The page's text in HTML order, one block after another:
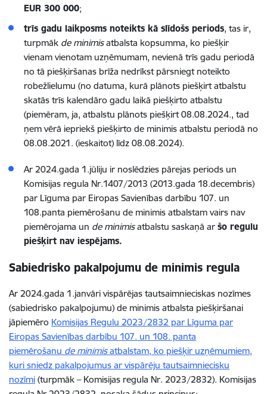
EUR 300 000;
trīs gadu laikposms noteikts kā slīdošs periods, tas ir,
turpmāk de minimisatbalsta kopsumma, ko piešķir
vienam vienotam uzņēmumam, nevienā trīs gadu periodā
no tā piešķiršanas brīža nedrīkst pārsniegt noteikto
robežlielumu (no datuma, kurā plānots piešķirt atbalstu
skatās trīs kalendāro gadu laikā piešķirto atbalstu
(piemēram, ja, atbalstu plānots piešķirt 08.08.2024., tad
ņem vērā iepriekš piešķirto de minimis atbalstu periodā no
08.08.2021. (ieskaitot) līdz 08.08.2024).
Ar 2024.gada 1.jūliju ir noslēdzies pārejas periods un
Komisijas regula Nr.1407/2013 (2013.gada 18.decembris)
par Līguma par Eiropas Savienības darbību 107. un
108.panta piemērošanu de minimis atbalstam vairs nav
piemērojama un de minimisatbalstu saskaņā ar šo regulu
piešķirt nav iespējams.
Sabiedrisko pakalpojumu de minimis regula
Ar 2024.gada 1.janvāri vispārējas tautsaimnieciskas nozīmes
(sabiedrisko pakalpojumu) de minimis atbalsta piešķiršanai
jāpiemēro Komisijas Regulu 2023/2832 par Līguma par
Eiropas Savienības darbību 107. un 108. panta
piemērošanu de minimisatbalstam, ko piešķir uzņēmumiem,
kuri sniedz pakalpojumus ar vispārēju tautsaimniecisku
nozīmi (turpmāk – Komisijas regula Nr. 2023/2832). Komisijas